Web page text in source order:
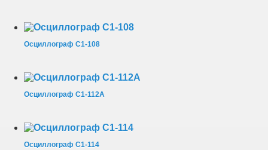
Осциллограф С1-108
Осциллограф С1-112А
Осциллограф С1-114